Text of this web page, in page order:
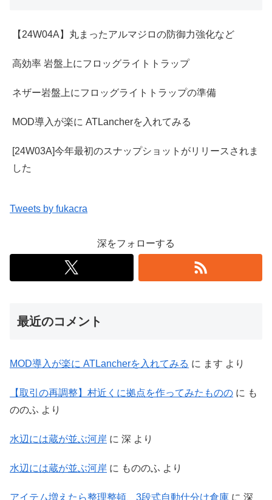
【24W04A】丸まったアルマジロの防御力強化など
高効率 岩盤上にフロッグライトトラップ
ネザー岩盤上にフロッグライトトラップの準備
MOD導入が楽に ATLancherを入れてみる
[24W03A]今年最初のスナップショットがリリースされま
した
Tweets by fukacra
深をフォローする
最近のコメント
MOD導入が楽に ATLancherを入れてみる に ます より
【取引の再調整】村近くに拠点を作ってみたものの に も
ののふ より
水辺には蔵が並ぶ河岸 に 深 より
水辺には蔵が並ぶ河岸 に もののふ より
アイテム増えたら整理整頓、3段式自動仕分け倉庫 に 深